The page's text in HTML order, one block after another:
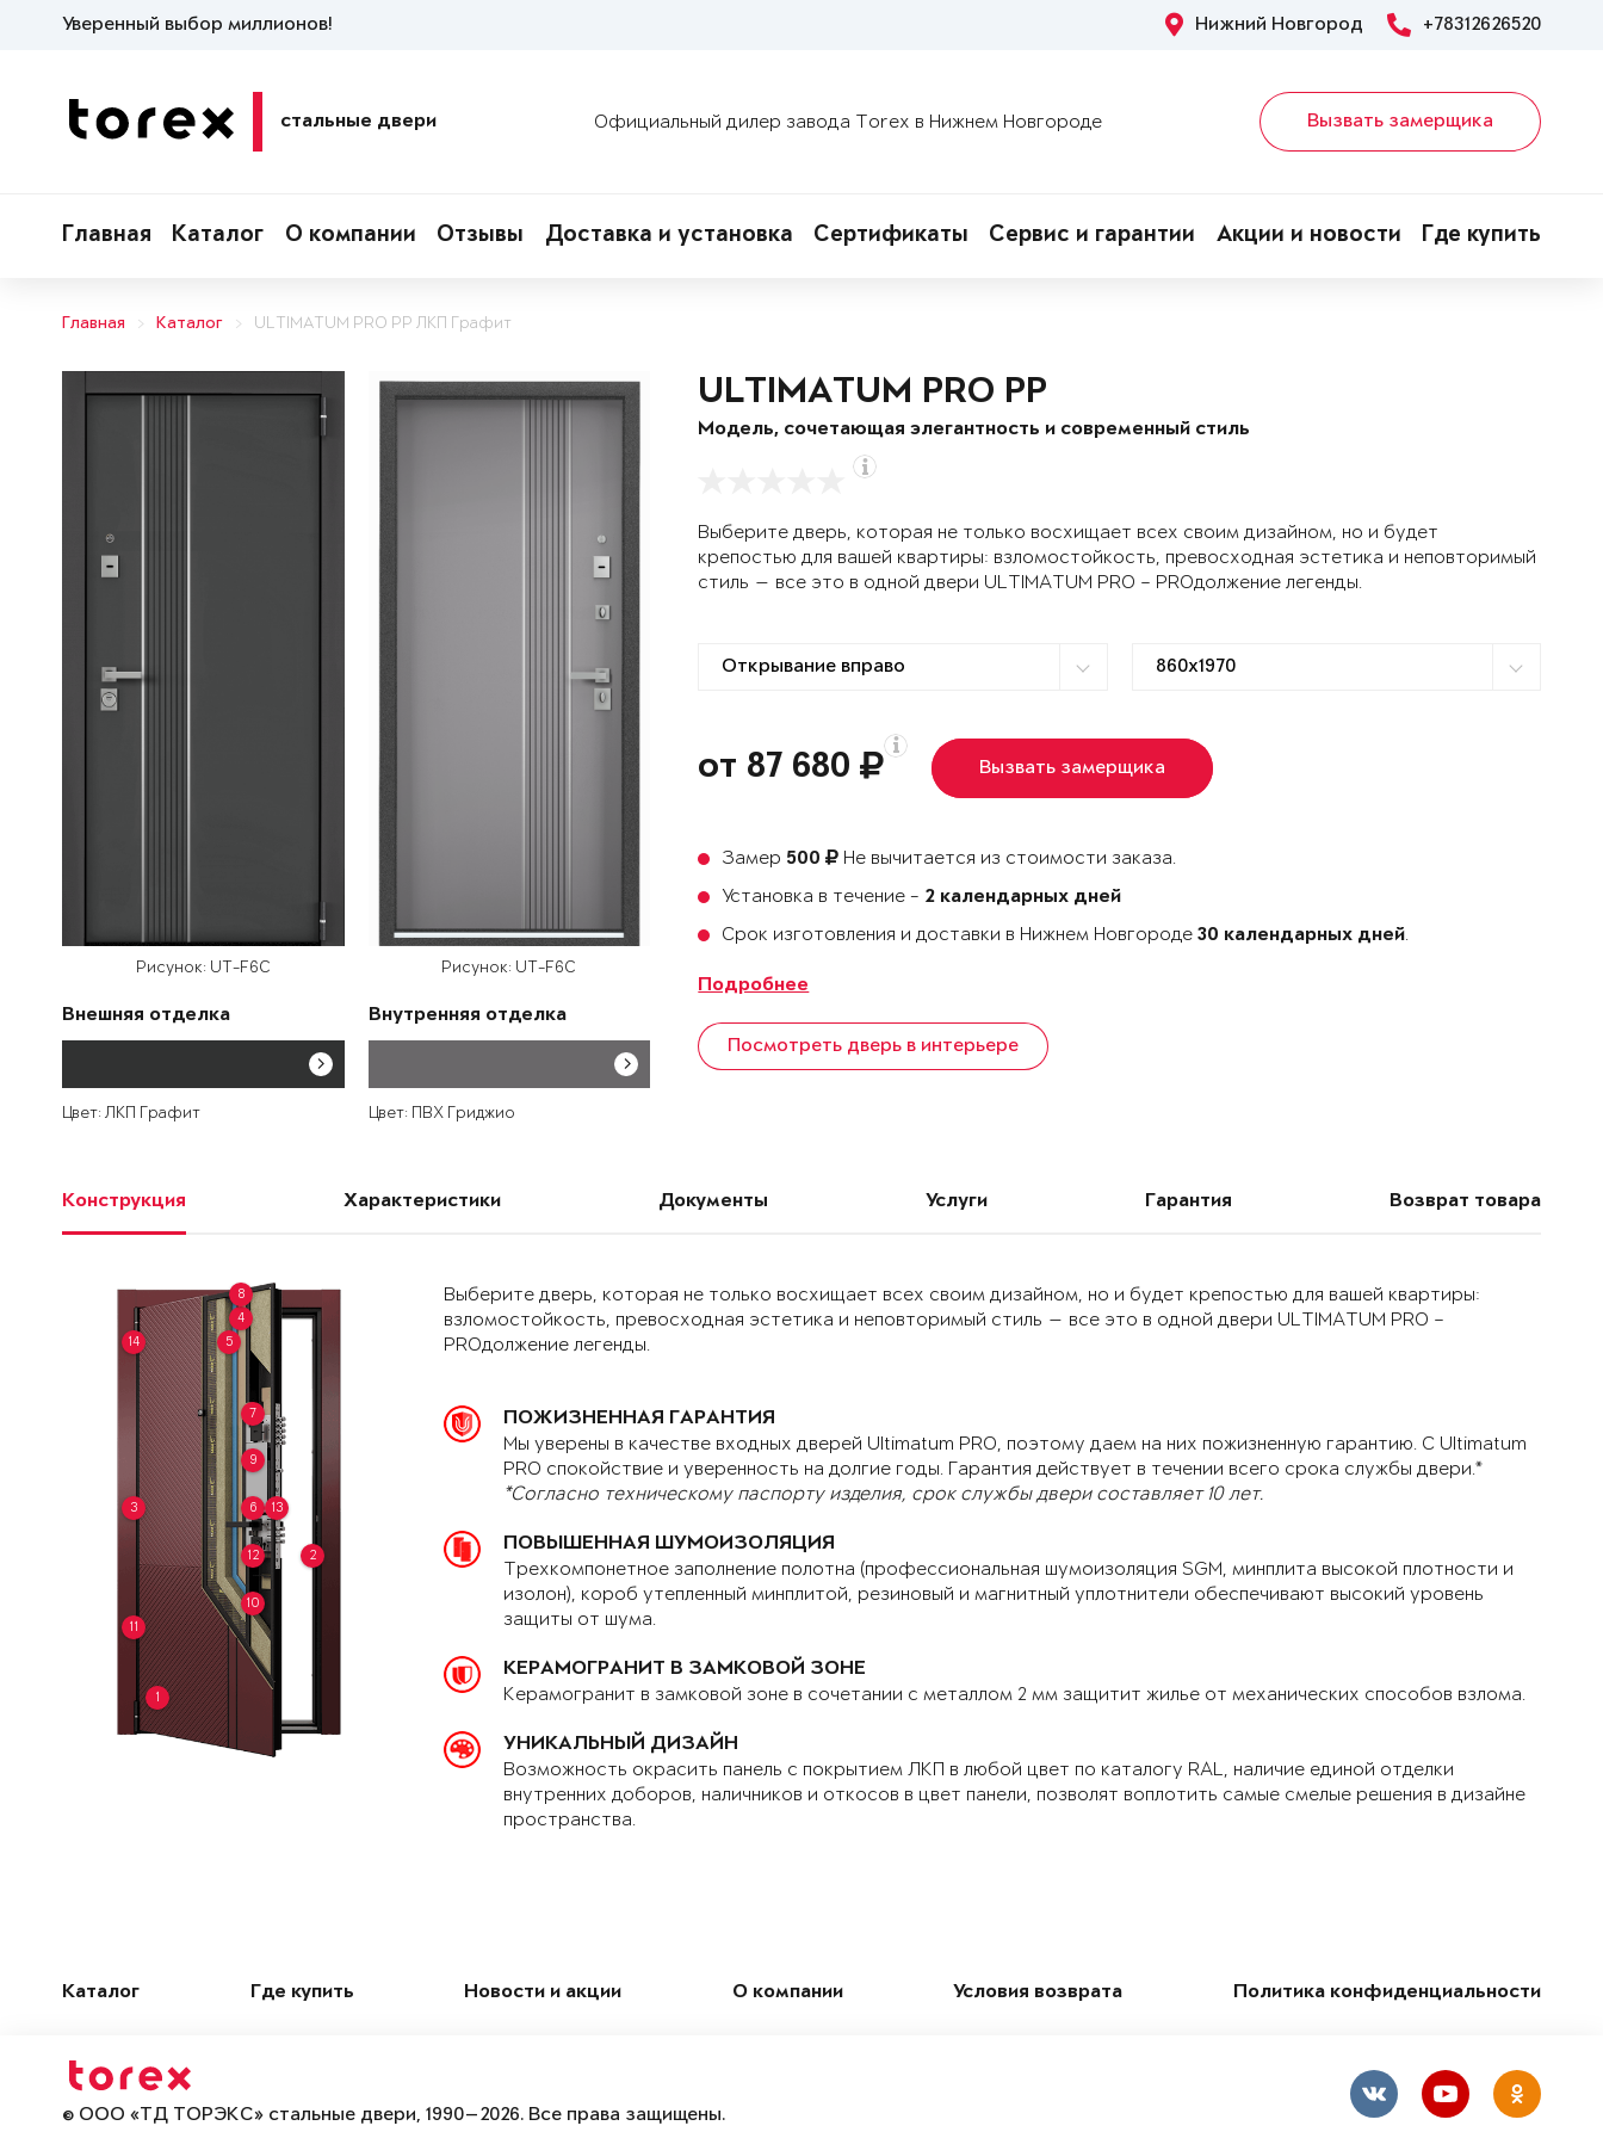
Уверенный выбор миллионов! Нижний Новгород +78312626520
стальные двери Официальный дилер завода Torex в Нижнем Новгороде Вызвать замерщика
Главная Каталог О компании Отзывы Доставка и установка Сертификаты Сервис и гарантии Акции и новости Где купить
Главная Каталог ULTIMATUM PRO PP ЛКП Графит
Рисунок: UT-F6C
Внешняя отделка
Цвет: ЛКП Графит
Рисунок: UT-F6C
Внутренняя отделка
Цвет: ПВХ Гриджио
ULTIMATUM PRO PP
Модель, сочетающая элегантность и современный стиль
Выберите дверь, которая не только восхищает всех своим дизайном, но и будет
крепостью для вашей квартиры: взломостойкость, превосходная эстетика и неповторимый
стиль — все это в одной двери ULTIMATUM PRO – PROдолжение легенды.
от 87 680 Вызвать замерщика
Замер 500
Не вычитается из стоимости заказа.
Установка в течение - 2 календарных дней
Срок изготовления и доставки в Нижнем Новгороде30 календарных дней.
Подробнее
Посмотреть дверь в интерьере
Конструкция Характеристики Документы Услуги Гарантия Возврат товара
1
2
3
4
5
6
7
8
9
10
11
12
13
14
Выберите дверь, которая не только восхищает всех своим дизайном, но и будет крепостью для вашей квартиры:
взломостойкость, превосходная эстетика и неповторимый стиль — все это в одной двери ULTIMATUM PRO –
PROдолжение легенды.
ПОЖИЗНЕННАЯ ГАРАНТИЯ
Мы уверены в качестве входных дверей Ultimatum PRO, поэтому даем на них пожизненную гарантию. С Ultimatum
PRO спокойствие и уверенность на долгие годы. Гарантия действует в течении всего срока службы двери.*
*Согласно техническому паспорту изделия, срок службы двери составляет 10 лет.
ПОВЫШЕННАЯ ШУМОИЗОЛЯЦИЯ
Трехкомпонетное заполнение полотна (профессиональная шумоизоляция SGM, минплита высокой плотности и
изолон), короб утепленный минплитой, резиновый и магнитный уплотнители обеспечивают высокий уровень
защиты от шума.
КЕРАМОГРАНИТ В ЗАМКОВОЙ ЗОНЕ
Керамогранит в замковой зоне в сочетании с металлом 2 мм защитит жилье от механических способов взлома.
УНИКАЛЬНЫЙ ДИЗАЙН
Возможность окрасить панель с покрытием ЛКП в любой цвет по каталогу RAL, наличие единой отделки
внутренних доборов, наличников и откосов в цвет панели, позволят воплотить самые смелые решения в дизайне
пространства.
Каталог Где купить Новости и акции О компании Условия возврата Политика конфиденциальности
© ООО «ТД ТОРЭКС» стальные двери, 1990—2026. Все права защищены.